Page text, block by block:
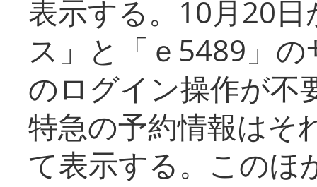
表示する。10月20
ス」と「ｅ5489」
のログイン操作が不
特急の予約情報はそ
て表示する。このほ